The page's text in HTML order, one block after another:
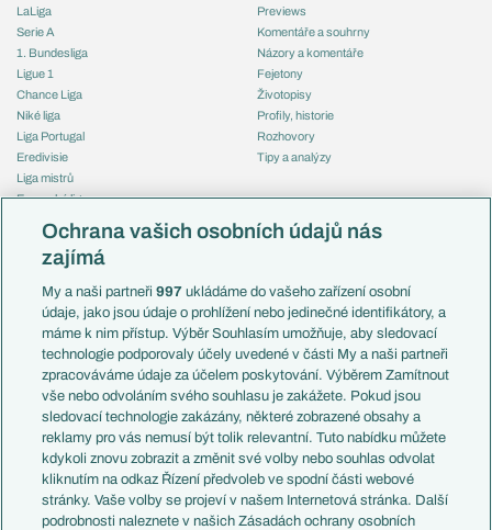
LaLiga
Serie A
1. Bundesliga
Ligue 1
Chance Liga
Niké liga
Liga Portugal
Eredivisie
Liga mistrů
Evropská liga
Mistrovství světa
Liga národů
Témata
Představení týmů MS
EuroSkauting
PL v kostce
Evropské koeficienty
Přestupy
Přestupové spekulace
Zranění
Kluby
Arsenal FC
Previews
Komentáře a souhrny
Názory a komentáře
Fejetony
Životopisy
Profily, historie
Rozhovory
Tipy a analýzy
Česko
Francie
Itálie
Německo
Španělsko
Argentina
Brazílie
Přestupy
Zápasy
Livescore
Tipovací soutěž
Ochrana vašich osobních údajů nás
zajímá
My a naši partneři997 ukládáme do vašeho zařízení osobní
údaje, jako jsou údaje o prohlížení nebo jedinečné identifikátory, a
máme k nim přístup. Výběr Souhlasím umožňuje, aby sledovací
technologie podporovaly účely uvedené v části My a naši partneři
zpracováváme údaje za účelem poskytování. Výběrem Zamítnout
vše nebo odvoláním svého souhlasu je zakážete. Pokud jsou
sledovací technologie zakázány, některé zobrazené obsahy a
reklamy pro vás nemusí být tolik relevantní. Tuto nabídku můžete
kdykoli znovu zobrazit a změnit své volby nebo souhlas odvolat
kliknutím na odkaz Řízení předvoleb ve spodní části webové
stránky. Vaše volby se projeví v našem Internetová stránka. Další
podrobnosti naleznete v našich Zásadách ochrany osobních